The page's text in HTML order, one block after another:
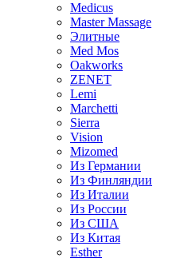
Medicus
Master Massage
Элитные
Med Mos
Oakworks
ZENET
Lemi
Marchetti
Sierra
Vision
Mizomed
Из Германии
Из Финляндии
Из Италии
Из России
Из США
Из Китая
Esther